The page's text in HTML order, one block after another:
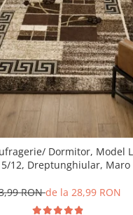
Dormitor, Model
12, Dreptunghiular, Maro
RONde la 28,99 RON